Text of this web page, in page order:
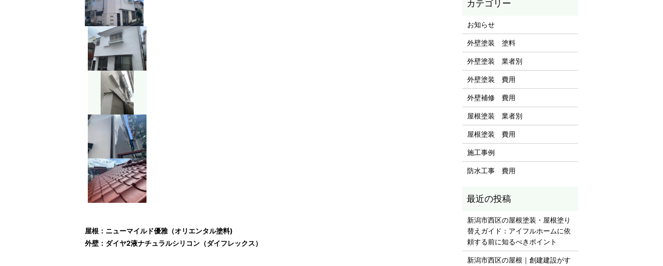
屋根：ニューマイルド優雅（オリエンタル塗料)
外壁：ダイヤ2液ナチュラルシリコン（ダイフレックス）
お知らせ
外壁塗装 塗料
外壁塗装 業者別
外壁塗装 費用
外壁補修 費用
屋根塗装 業者別
屋根塗装 費用
施工事例
防水工事 費用
新潟市西区の屋根塗装・屋根塗り
替えガイド：アイフルホームに依
頼する前に知るべきポイント
新潟市西区の屋根｜創建建設がす